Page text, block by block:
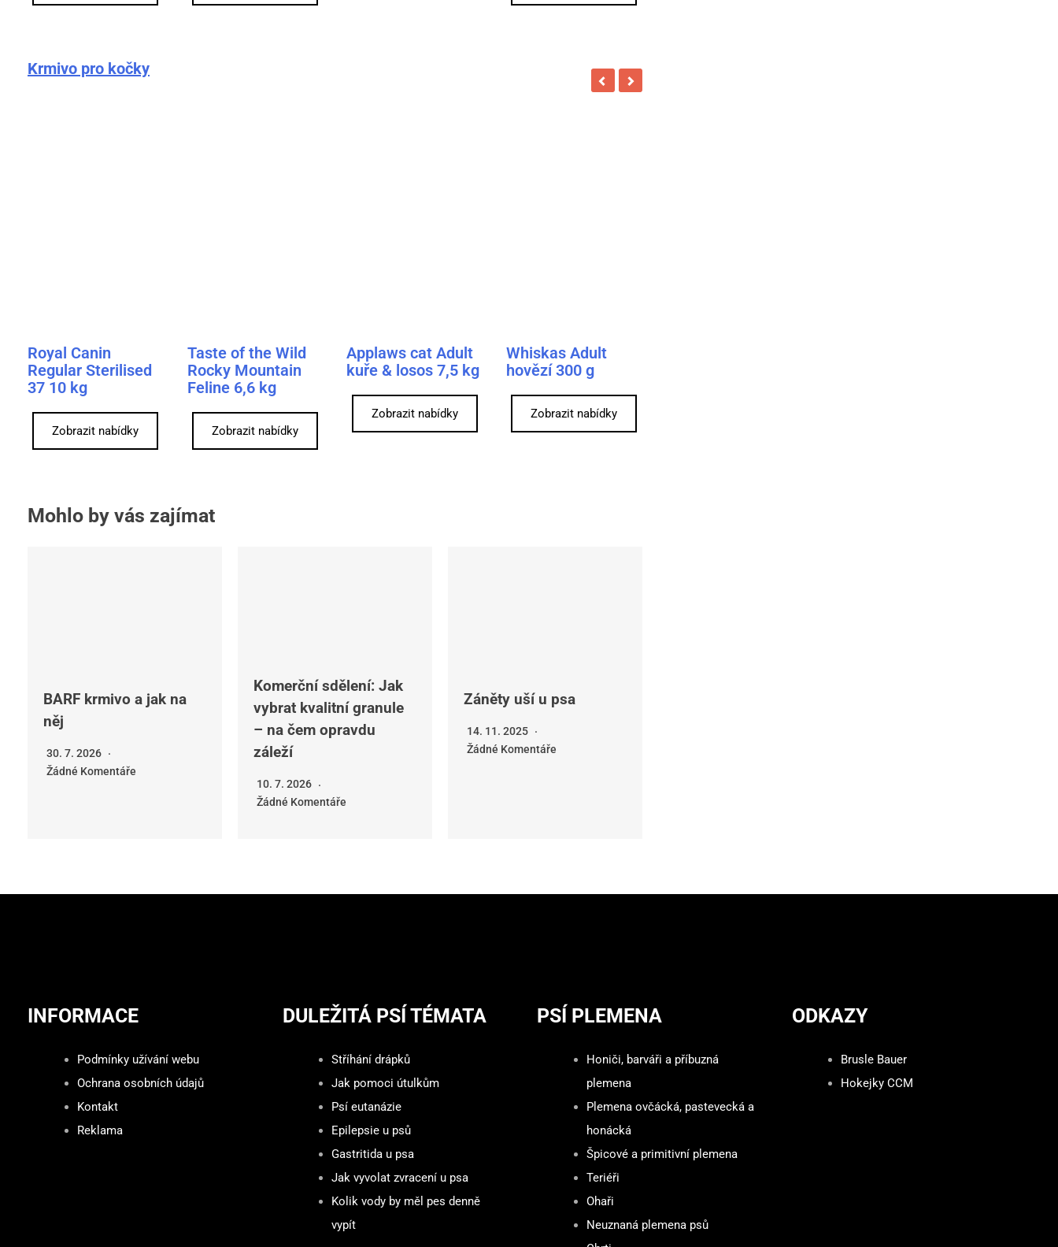
Krmivo pro kočky
Royal Canin
Regular Sterilised
37 10 kg
Zobrazit nabídky
Taste of the Wild
Rocky Mountain
Feline 6,6 kg
Zobrazit nabídky
Applaws cat Adult
kuře & losos 7,5 kg
Zobrazit nabídky
Whiskas Adult
hovězí 300 g
Zobrazit nabídky
Mohlo by vás zajímat
BARF krmivo a jak na
něj
30. 7. 2026
Žádné Komentáře
Komerční sdělení: Jak
vybrat kvalitní granule
– na čem opravdu
záleží
10. 7. 2026
Žádné Komentáře
Záněty uší u psa
14. 11. 2025
Žádné Komentáře
INFORMACE
Podmínky užívání webu
Ochrana osobních údajů
Kontakt
Reklama
DULEŽITÁ PSÍ TÉMATA
Stříhání drápků
Jak pomoci útulkům
Psí eutanázie
Epilepsie u psů
Gastritida u psa
Jak vyvolat zvracení u psa
Kolik vody by měl pes denně
vypít
PSÍ PLEMENA
Honiči, barváři a příbuzná
plemena
Plemena ovčácká, pastevecká a
honácká
Špicové a primitivní plemena
Teriéři
Ohaři
Neuznaná plemena psů
ODKAZY
Brusle Bauer
Hokejky CCM